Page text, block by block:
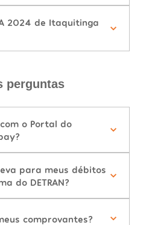
2024 de Itaquitinga
perguntas
o Portal do
para meus débitos
do DETRAN?
comprovantes?